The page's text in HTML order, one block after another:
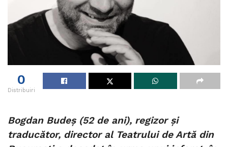
0
Distribuiri
Bogdan Budeș (52 de ani), regizor și
traducător, director al Teatrului de Artă din